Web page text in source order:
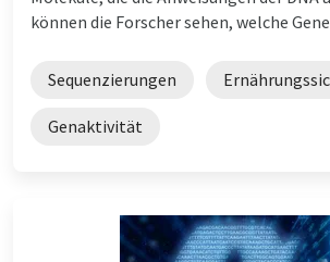
können die Forscher sehen, welche
Sequenzierungen
Genaktivität